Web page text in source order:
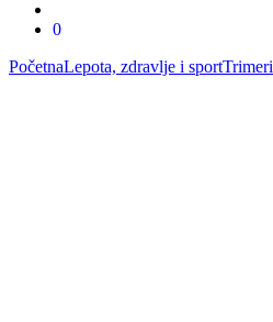
za:
0
PočetnaLepota, zdravlje i sportTrimeri